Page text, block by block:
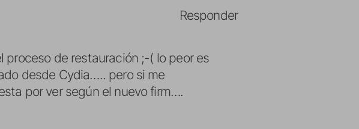
proceso de restauración ;-( lo peor es
desde Cydia….. pero si me
por ver según el nuevo firm….
Responder